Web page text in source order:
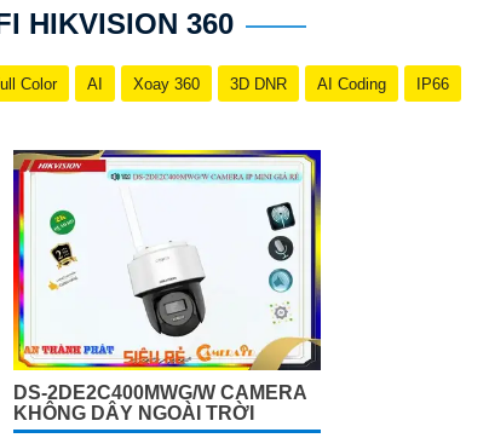
HIKVISION 360
Color AI Xoay 360 3D DNR AI Coding IP66
DS-2DE2C400MWG/W CAMERA
KHÔNG DÂY NGOÀI TRỜI